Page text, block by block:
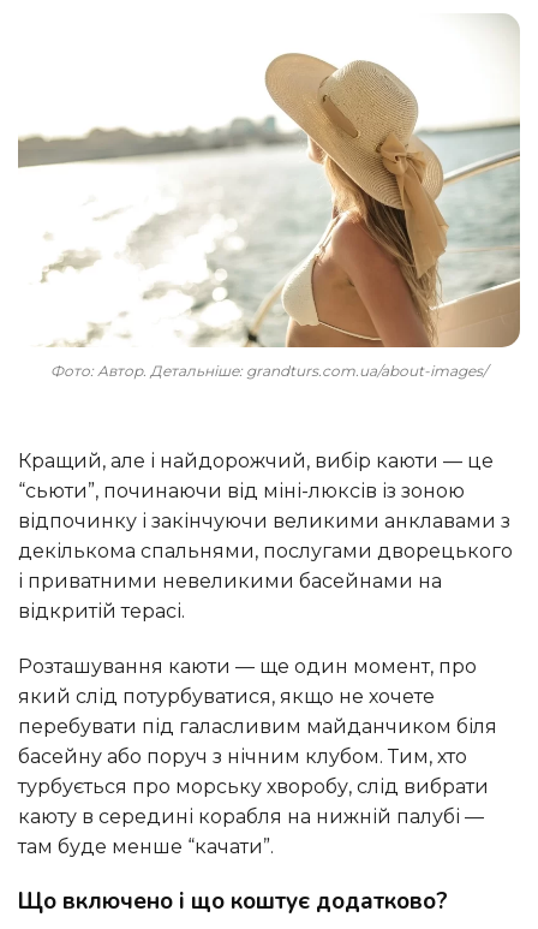
Фото: Автор. Детальніше: grandturs.com.ua/about-images/
Кращий, але і найдорожчий, вибір каюти — це
“сьюти”, починаючи від міні-люксів із зоною
відпочинку і закінчуючи великими анклавами з
декількома спальнями, послугами дворецького
і приватними невеликими басейнами на
відкритій терасі.
Розташування каюти — ще один момент, про
який слід потурбуватися, якщо не хочете
перебувати під галасливим майданчиком біля
басейну або поруч з нічним клубом. Тим, хто
турбується про морську хворобу, слід вибрати
каюту в середині корабля на нижній палубі —
там буде менше “качати”.
Що включено і що коштує додатково?